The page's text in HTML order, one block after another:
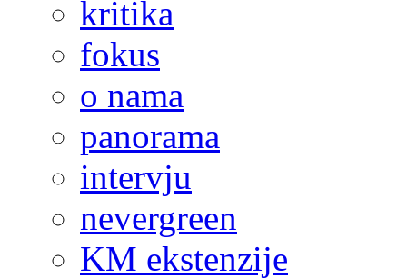
kritika
fokus
o nama
panorama
intervju
nevergreen
KM ekstenzije